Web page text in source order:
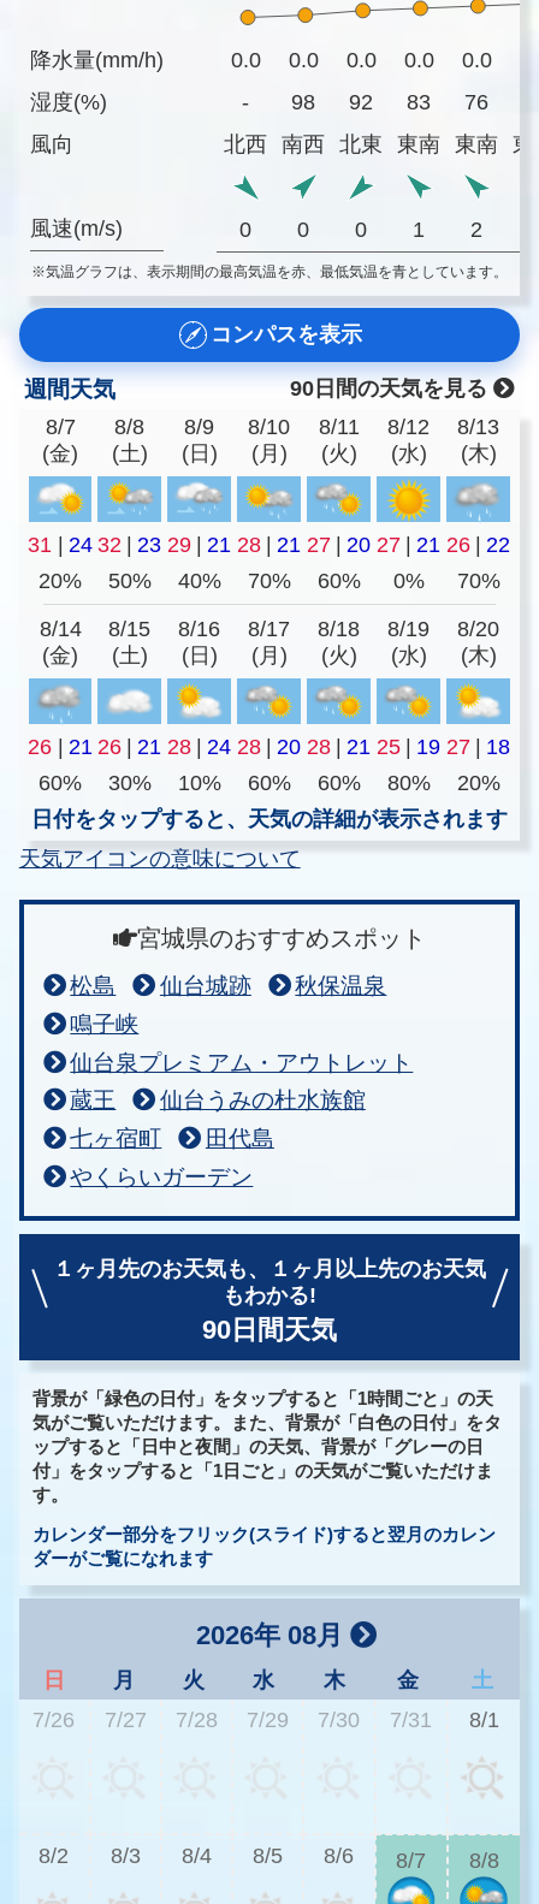
降水量(mm/h)
湿度(%)
風向
風速(m/s)
0.0 0.0 0.0 0.0 0.0
-
98 92 83 76
北西
南西 北東 東南 東南 東
0 0 0 1 2
※気温グラフは、表示期間の最高気温を赤、最低気温を青としています。
コンパスを表示
週間天気
90日間の天気を見る
8/7
(金)
8/8
(土)
8/9
(日)
8/10
(月)
8/11
(火)
8/12
(水)
8/13
(木)
31 | 24 32 | 23 29 | 21 28 | 21 27 | 20 27 | 21 26 | 22
20%
50% 40% 70% 60% 0% 70%
8/14
(金)
8/15
(土)
8/16
(日)
8/17
(月)
8/18
(火)
8/19
(水)
8/20
(木)
26 | 21 26 | 21 28 | 24 28 | 20 28 | 21 25 | 19 27 | 18
60%
30% 10% 60% 60% 80%
20%
日付をタップすると、天気の詳細が表示されます
天気アイコンの意味について
宮城県のおすすめスポット
松島 仙台城跡
秋保温泉
鳴子峡
仙台泉プレミアム・アウトレット
蔵王
仙台うみの杜水族館
七ヶ宿町
田代島
やくらいガーデン
１ヶ月先のお天気も、
１ヶ月以上先のお天気
もわかる!
90日間天気
背景が「緑色の日付」をタップすると「1時間ごと」の天
気がご覧いただけます。また、背景が「白色の日付」をタ
ップすると「日中と夜間」の天気、背景が「グレーの日
付」をタップすると「1日ごと」の天気がご覧いただけま
す。
カレンダー部分をフリック(スライド)すると翌月のカレン
ダーがご覧になれます
2026年 08月
日 月 火 水 木 金
土
7/26
7/27 7/28 7/29 7/30 7/31 8/1
8/2 8/3 8/4 8/5 8/6 8/7 8/8